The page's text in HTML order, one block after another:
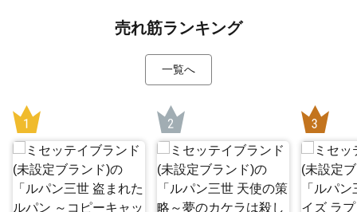
売れ筋ランキング
一覧へ